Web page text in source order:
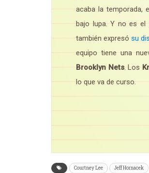
acaba la temporada,
bajo lupa. Y no es el
también expresósu
equipo tiene una
Brooklyn Nets. Los
lo que va de curso.
Courtney Lee Jeff Hornacek